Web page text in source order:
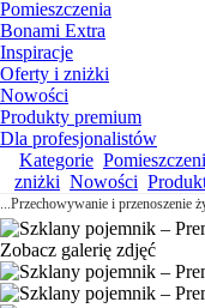
Pomieszczenia
Bonami Extra
Inspiracje
Oferty i zniżki
Nowości
Produkty premium
Dla profesjonalistów
Kategorie
zniżki Nowości
...Przechowywanie i przenoszenie
Zobacz galerię zdjęć